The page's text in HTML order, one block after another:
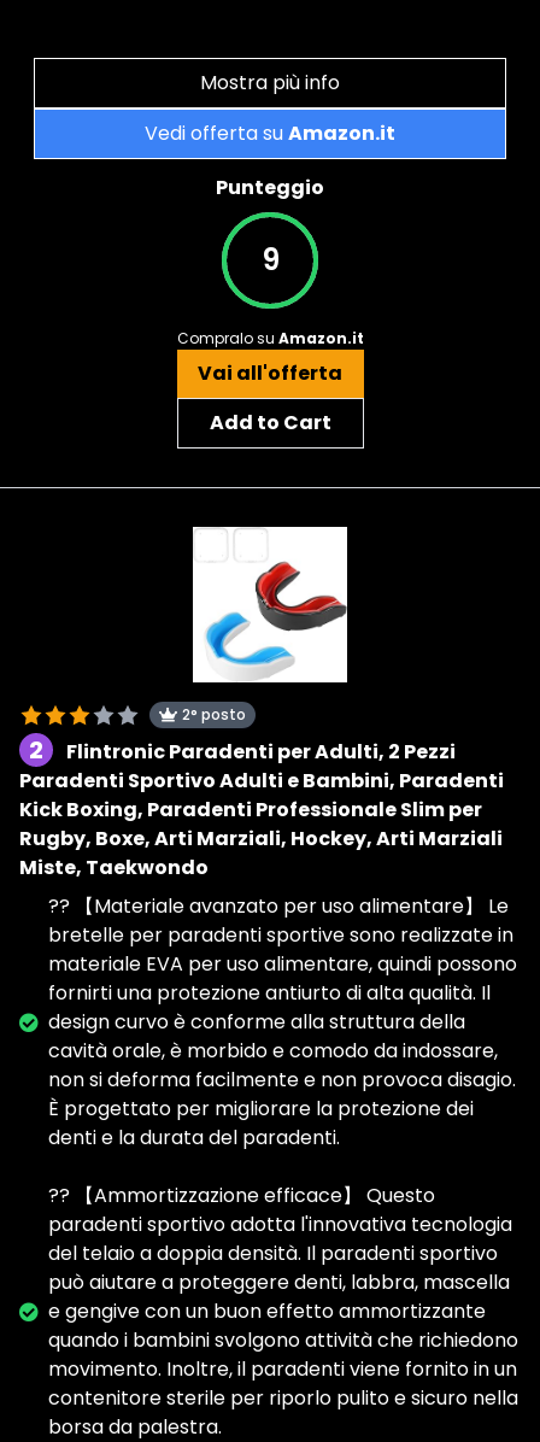
Mostra più info
Vedi offerta suAmazon.it
Punteggio
9
Compralo su Amazon.it
Vai all'offerta
Add to Cart
2° posto
2
Flintronic Paradenti per Adulti, 2 Pezzi
Paradenti Sportivo Adulti e Bambini, Paradenti
Kick Boxing, Paradenti Professionale Slim per
Rugby, Boxe, Arti Marziali, Hockey, Arti Marziali
Miste, Taekwondo
?? 【Materiale avanzato per uso alimentare】 Le
bretelle per paradenti sportive sono realizzate in
materiale EVA per uso alimentare, quindi possono
fornirti una protezione antiurto di alta qualità. Il
design curvo è conforme alla struttura della
cavità orale, è morbido e comodo da indossare,
non si deforma facilmente e non provoca disagio.
È progettato per migliorare la protezione dei
denti e la durata del paradenti.
?? 【Ammortizzazione efficace】 Questo
paradenti sportivo adotta l'innovativa tecnologia
del telaio a doppia densità. Il paradenti sportivo
può aiutare a proteggere denti, labbra, mascella
e gengive con un buon effetto ammortizzante
quando i bambini svolgono attività che richiedono
movimento. Inoltre, il paradenti viene fornito in un
contenitore sterile per riporlo pulito e sicuro nella
borsa da palestra.